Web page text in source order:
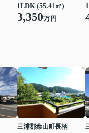
1LDK (55.41㎡)
3,350万円
三浦郡葉山町長柄